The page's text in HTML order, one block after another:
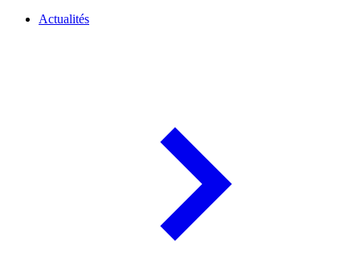
Actualités